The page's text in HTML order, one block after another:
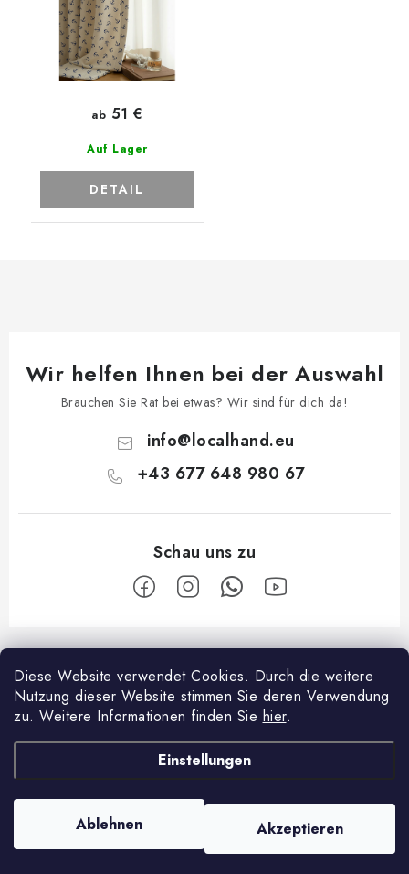
Diese Website verwendet Cookies. Durch die weitere
Nutzung dieser Website stimmen Sie deren Verwendung
zu. Weitere Informationen finden Sie hier.
Einstellungen
Ablehnen Akzeptieren
Auf Lager
ab 51 €
DETAIL
Wir helfen Ihnen bei der Auswahl
Brauchen Sie Rat bei etwas? Wir sind für dich da!
info@localhand.eu
+43 677 648 980 67
F
u
Facebook
Über shopping
Zahlungsmöglichkeiten und Versand
Reklamationsordnung
Geschäftsbedingungen
Über die Firma
Über uns
Erstellt von Shoptet
Copyright 2026 . Alle Rechte vorbehalten.